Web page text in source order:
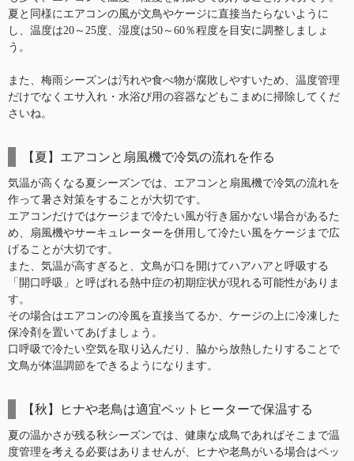
夏と同様にエアコンの風が文鳥やケージに直接当たらないように
し、温度は20～25度、湿度は50～60％程度を目安に調整しましょ
う。
また、梅雨シーズンは汚れや食べ物が腐敗しやすいため、温度管理
だけでなくエサ入れ・水浴び用の容器などもこまめに掃除してくだ
さいね。
【夏】エアコンと扇風機で冷気の流れを作る
気温が高くなる夏シーズンでは、エアコンと扇風機で冷気の流れを
作って暑さ対策をすることが大切です。
エアコンだけではケージまで冷たい風が行き届かない場合があるた
め、扇風機やサーキュレーターを併用して冷たい風をケージまで広
げることが大切です。
また、気温が高すぎると、文鳥が口を開けてハアハアと呼吸する
「開口呼吸」と呼ばれる熱中症の初期症状が現れる可能性がありま
す。
その場合はエアコンの冷風を直接当てるか、ケージの上に冷凍した
保冷剤を置いてあげましょう。
口呼吸で冷たい空気を取り込んだり、脇から放熱したりすることで
文鳥が体温調節をできるようになります。
【秋】ヒナや老鳥は適宜ペットヒーターで保温する
夏の温かさが残る秋シーズンでは、健康な成鳥であればそこまで温
度管理を考える必要はありませんが、ヒナや老鳥がいる場合はペッ